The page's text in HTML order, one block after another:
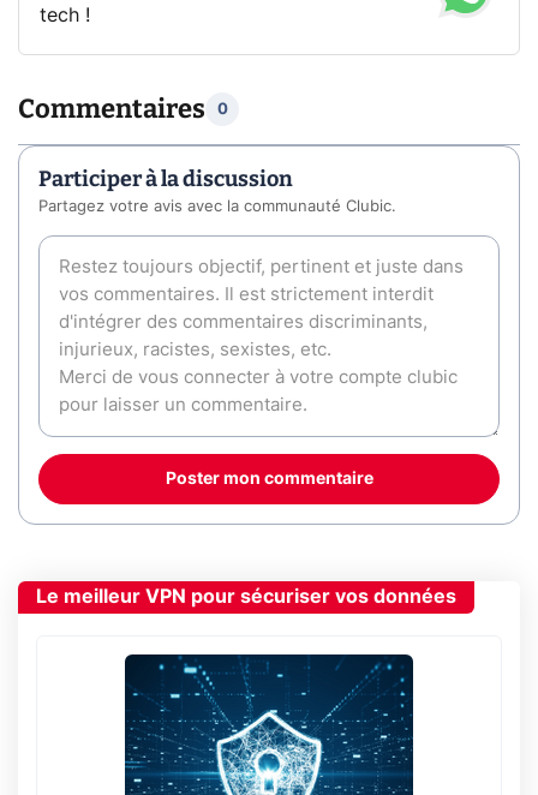
tech !
Commentaires 0
Participer à la discussion
Partagez votre avis avec la communauté Clubic.
Poster mon commentaire
Le meilleur VPN pour sécuriser vos données